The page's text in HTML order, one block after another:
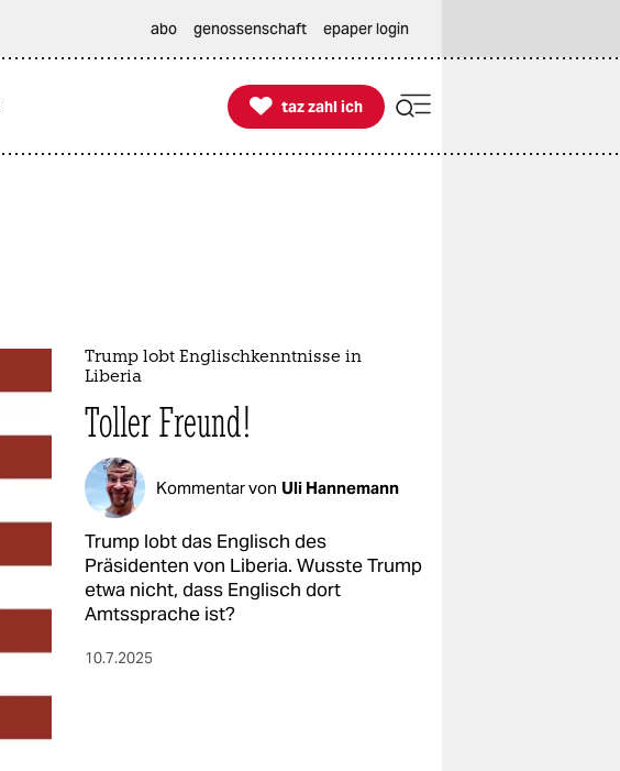
abo genossenschaft epaper login

taz zahl ich
taz zahl ich
Trump lobt Englischkenntnisse in
Liberia
Toller Freund!
Kommentar von Uli Hannemann
Trump lobt das Englisch des
Präsidenten von Liberia. Wusste Trump
etwa nicht, dass Englisch dort
Amtssprache ist?
10.7.2025